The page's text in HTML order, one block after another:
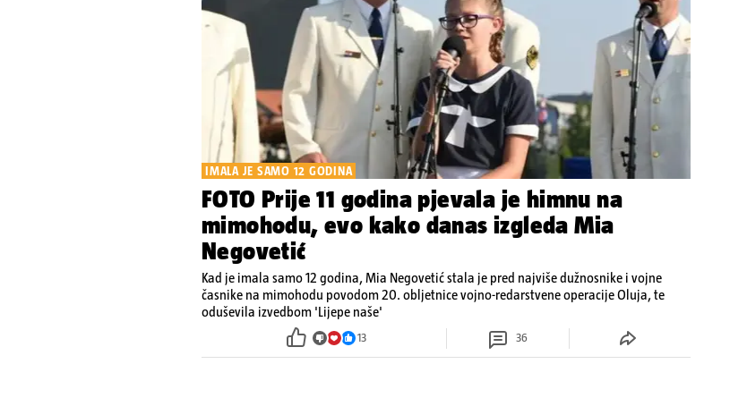
IMALA JE SAMO 12 GODINA
FOTO Prije 11 godina pjevala je himnu na
mimohodu, evo kako danas izgleda Mia
Negovetić
Kad je imala samo 12 godina, Mia Negovetić stala je pred najviše dužnosnike i vojne
časnike na mimohodu povodom 20. obljetnice vojno-redarstvene operacije Oluja, te
oduševila izvedbom 'Lijepe naše'
13 36